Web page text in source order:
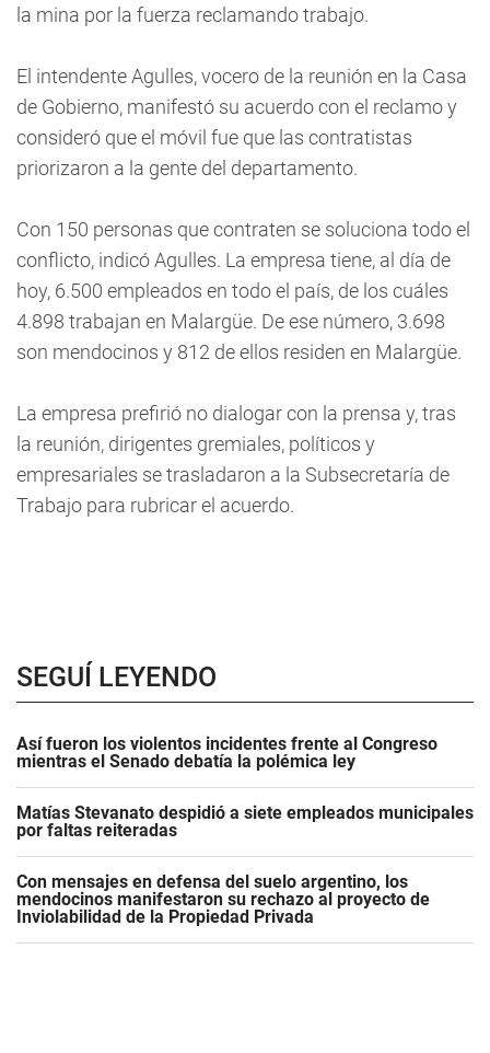
la mina por la fuerza reclamando trabajo.
El intendente Agulles, vocero de la reunión en la Casa
de Gobierno, manifestó su acuerdo con el reclamo y
consideró que el móvil fue que las contratistas
priorizaron a la gente del departamento.
Con 150 personas que contraten se soluciona todo el
conflicto, indicó Agulles. La empresa tiene, al día de
hoy, 6.500 empleados en todo el país, de los cuáles
4.898 trabajan en Malargüe. De ese número, 3.698
son mendocinos y 812 de ellos residen en Malargüe.
La empresa prefirió no dialogar con la prensa y, tras
la reunión, dirigentes gremiales, políticos y
empresariales se trasladaron a la Subsecretaría de
Trabajo para rubricar el acuerdo.
SEGUÍ LEYENDO
Así fueron los violentos incidentes frente al Congreso
mientras el Senado debatía la polémica ley
Matías Stevanato despidió a siete empleados municipales
por faltas reiteradas
Con mensajes en defensa del suelo argentino, los
mendocinos manifestaron su rechazo al proyecto de
Inviolabilidad de la Propiedad Privada